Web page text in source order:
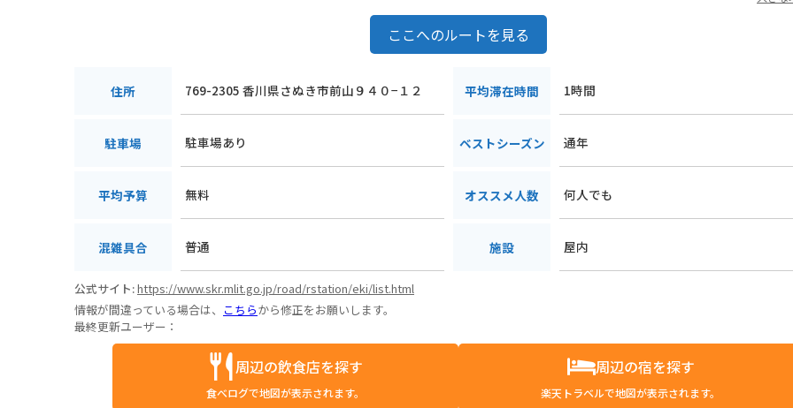
ここへのルートを見る
住所 769-2305 香川県さぬき市前山９４０−１２ 平均滞在時間 1時間
駐車場 駐車場あり ベストシーズン 通年
平均予算 無料 オススメ人数 何人でも
混雑具合 普通 施設 屋内
公式サイト:https://www.skr.mlit.go.jp/road/rstation/eki/list.html
情報が間違っている場合は、 こちらから修正をお願いします。
最終更新ユーザー：
周辺の飲食店を探す
食べログで地図が表示されます。
周辺の宿を探す
楽天トラベルで地図が表示されます。